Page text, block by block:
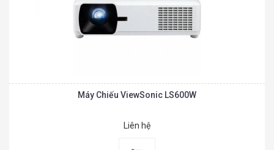
Máy Chiếu ViewSonic LS600W
Liên hệ